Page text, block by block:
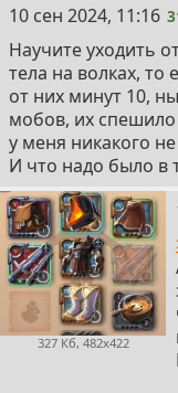
31
10 сен 2024, 11:16
Научите уходить
тела на волках, то
от них минут 10,
мобов, их
у меня никакого
И что надо было в
327 Кб, 482x422